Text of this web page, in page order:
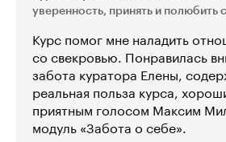
уверенность, принять и полюбить
Курс помог мне наладить
со свекровью. Понравилась
забота куратора Елены,
реальная польза курса,
приятным голосом Максим
модуль «Забота о себе».